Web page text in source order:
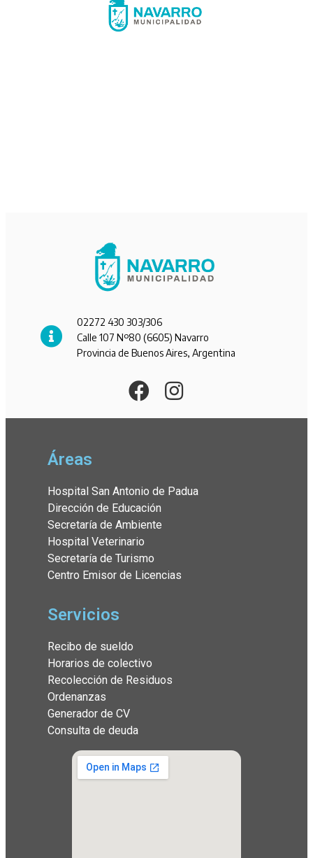
02272 430 303/306
Calle 107 Nº80 (6605) Navarro
Provincia de Buenos Aires, Argentina
Áreas
Hospital San Antonio de Padua
Dirección de Educación
Secretaría de Ambiente
Hospital Veterinario
Secretaría de Turismo
Centro Emisor de Licencias
Servicios
Recibo de sueldo
Horarios de colectivo
Recolección de Residuos
Ordenanzas
Generador de CV
Consulta de deuda